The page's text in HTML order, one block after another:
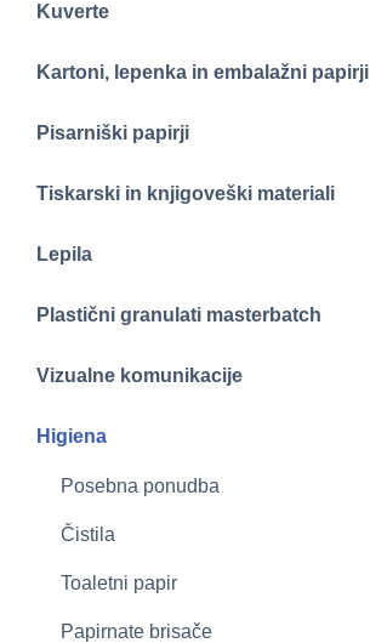
Kuverte
Kartoni, lepenka in embalažni papirji
Pisarniški papirji
Tiskarski in knjigoveški materiali
Lepila
Plastični granulati masterbatch
Vizualne komunikacije
Higiena
Posebna ponudba
Čistila
Toaletni papir
Papirnate brisače